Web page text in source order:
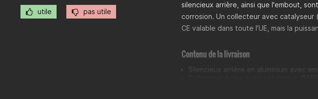
utile pas utile
silencieux arrière, ainsi que l'embout,
corrosion. Un collecteur avec catalyseur
CE valable dans toute l’UE, mais la
Contenu de la livraison
Silencieux arrière en aluminium avec